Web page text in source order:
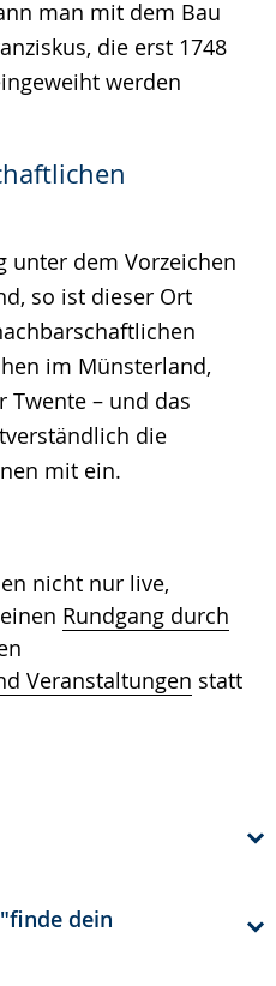
man mit dem Bau
die erst 1748
werden
unter dem Vorzeichen
so ist dieser Ort
im Münsterland,
Twente – und das
die
mit ein.
nicht nur live,
Rundgang durch
Veranstaltungen statt
dein